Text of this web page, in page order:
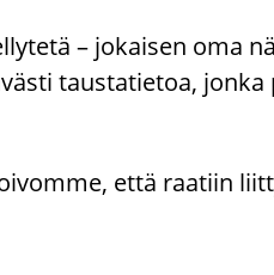
– jo­kai­sen oma
taus­ta­tie­toa,
että raa­tiin